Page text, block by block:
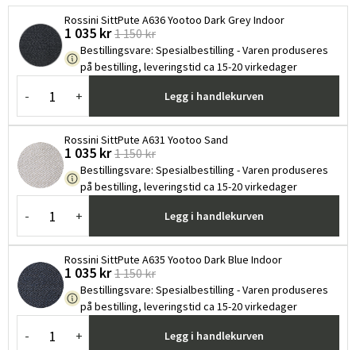
Rossini SittPute A636 Yootoo Dark Grey Indoor
1 035 kr 1 150 kr
Bestillingsvare: Spesialbestilling - Varen produseres
på bestilling, leveringstid ca 15-20 virkedager
- + Legg i handlekurven
Rossini SittPute A631 Yootoo Sand
1 035 kr 1 150 kr
Bestillingsvare: Spesialbestilling - Varen produseres
på bestilling, leveringstid ca 15-20 virkedager
- + Legg i handlekurven
Rossini SittPute A635 Yootoo Dark Blue Indoor
1 035 kr 1 150 kr
Bestillingsvare: Spesialbestilling - Varen produseres
på bestilling, leveringstid ca 15-20 virkedager
- + Legg i handlekurven